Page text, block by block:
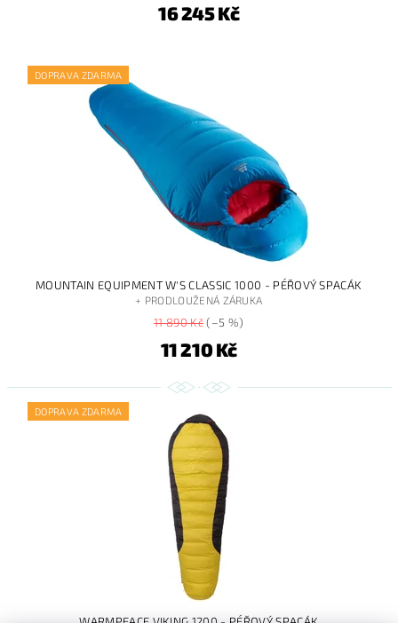
16 245 Kč
DOPRAVA ZDARMA
MOUNTAIN EQUIPMENT W'S CLASSIC 1000 - PÉŘOVÝ SPACÁK
+ PRODLOUŽENÁ ZÁRUKA
11 890 Kč(–5 %)
11 210 Kč
DOPRAVA ZDARMA